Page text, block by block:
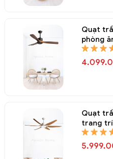
Quạt
phòng
QTT
Quạt
trang trí
8144A